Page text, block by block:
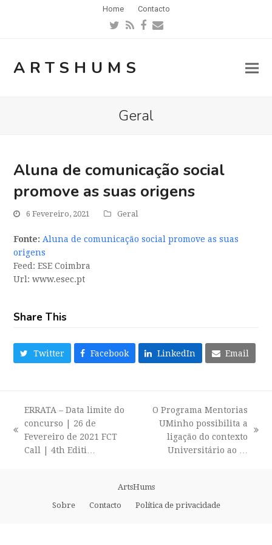
Home Contacto
Twitter
RSSFacebook
Email
ARTSHUMS
Geral
Aluna de comunicação social
promove as suas origens
6 Fevereiro, 2021 Geral
Fonte: Aluna de comunicação social promove as suas
origens
Feed: ESE Coimbra
Url: www.esec.pt
Share This
Twitter Facebook LinkedIn Email
previous
post:
ERRATA – Data limite do
concurso | 26 de
Fevereiro de 2021 FCT
Call | 4th Editi…
O P​rograma Mentorias
UMinho possibilita a
ligação do contexto
Universitário ao …
ArtsHums
Sobre
Contacto Política de privacidade